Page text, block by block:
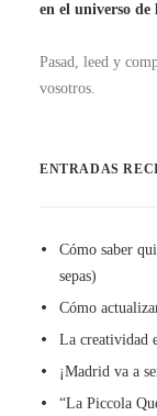
en el universo
Pasad, leed y
vosotros.
ENTRADAS
Cómo saber
sepas)
Cómo
La creatividad
¡Madrid va a
“La Piccola